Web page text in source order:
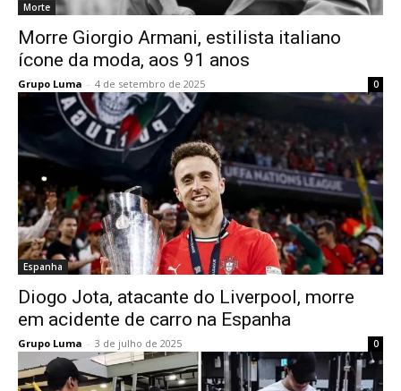
Morte
Morre Giorgio Armani, estilista italiano
ícone da moda, aos 91 anos
Grupo Luma - 4 de setembro de 2025 0
Espanha
Diogo Jota, atacante do Liverpool, morre
em acidente de carro na Espanha
Grupo Luma - 3 de julho de 2025 0